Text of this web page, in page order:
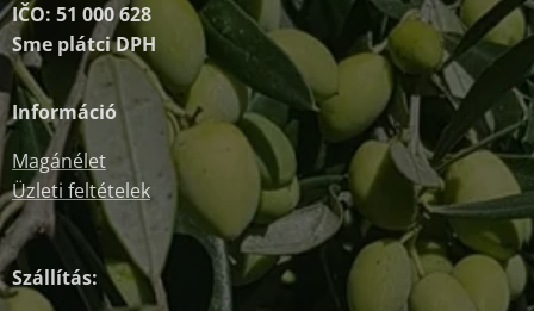
IČO: 51 000 628
Sme plátci DPH
Információ
Magánélet
Üzleti feltételek
Szállítás: